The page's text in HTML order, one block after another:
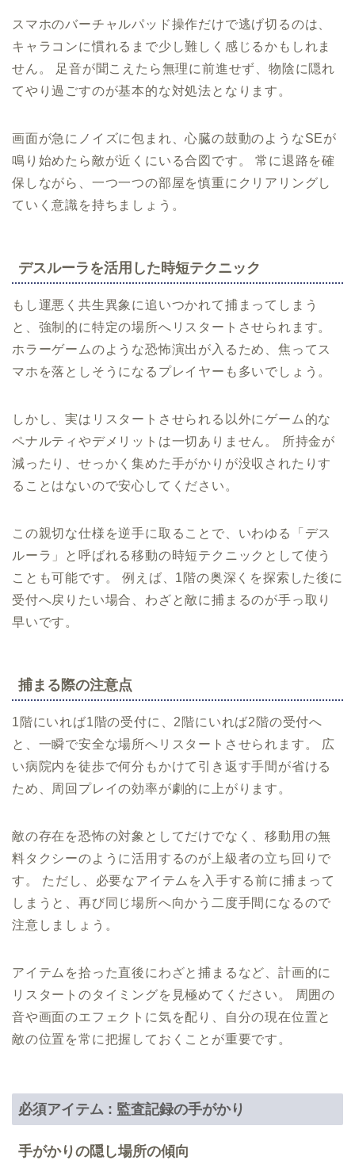
スマホのバーチャルパッド操作だけで逃げ切るのは、
キャラコンに慣れるまで少し難しく感じるかもしれま
せん。 足音が聞こえたら無理に前進せず、物陰に隠れ
てやり過ごすのが基本的な対処法となります。
画面が急にノイズに包まれ、心臓の鼓動のようなSEが
鳴り始めたら敵が近くにいる合図です。 常に退路を確
保しながら、一つ一つの部屋を慎重にクリアリングし
ていく意識を持ちましょう。
デスルーラを活用した時短テクニック
もし運悪く共生異象に追いつかれて捕まってしまう
と、強制的に特定の場所へリスタートさせられます。
ホラーゲームのような恐怖演出が入るため、焦ってス
マホを落としそうになるプレイヤーも多いでしょう。
しかし、実はリスタートさせられる以外にゲーム的な
ペナルティやデメリットは一切ありません。 所持金が
減ったり、せっかく集めた手がかりが没収されたりす
ることはないので安心してください。
この親切な仕様を逆手に取ることで、いわゆる「デス
ルーラ」と呼ばれる移動の時短テクニックとして使う
ことも可能です。 例えば、1階の奥深くを探索した後に
受付へ戻りたい場合、わざと敵に捕まるのが手っ取り
早いです。
捕まる際の注意点
1階にいれば1階の受付に、2階にいれば2階の受付へ
と、一瞬で安全な場所へリスタートさせられます。 広
い病院内を徒歩で何分もかけて引き返す手間が省ける
ため、周回プレイの効率が劇的に上がります。
敵の存在を恐怖の対象としてだけでなく、移動用の無
料タクシーのように活用するのが上級者の立ち回りで
す。 ただし、必要なアイテムを入手する前に捕まって
しまうと、再び同じ場所へ向かう二度手間になるので
注意しましょう。
アイテムを拾った直後にわざと捕まるなど、計画的に
リスタートのタイミングを見極めてください。 周囲の
音や画面のエフェクトに気を配り、自分の現在位置と
敵の位置を常に把握しておくことが重要です。
必須アイテム : 監査記録の手がかり
手がかりの隠し場所の傾向